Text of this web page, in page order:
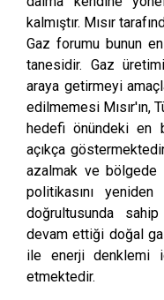
kalmıştır. Mısır
Gaz forumu bunun
tanesidir. Gaz
araya getirmeyi
edilmemesi Mısır'ın,
hedefi önündeki en
açıkça
azalmak ve bölgede
politikasını
doğrultusunda
devam ettiği doğal
ile enerji denklemi
etmektedir.